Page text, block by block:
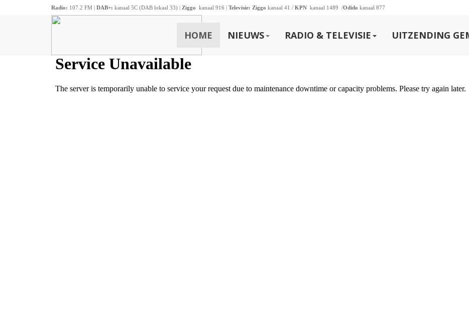
Radio: 107.2 FM | DAB+: kanaal 5C (DAB lokaal 33) | Ziggo kanaal 916 | Televisie: Ziggo kanaal 41 / KPN kanaal 1489 /Odido kanaal 877
HOME NIEUWS RADIO & TELEVISIE UITZENDING